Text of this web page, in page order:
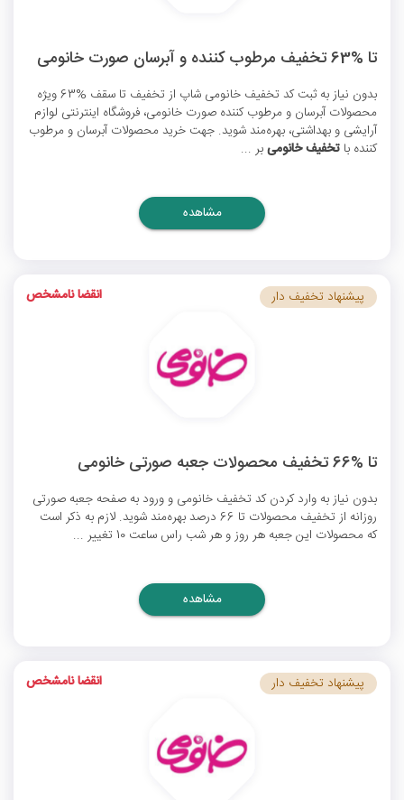
تا %63 تخفیف مرطوب‌ کننده و آبرسان صورت خانومی
بدون نیاز به ثبتکد تخفیف خانومی شاپ
از تخفیف تا سقف %63 ویژه
محصولات آبرسان و مرطوب کننده صورت خانومی، فروشگاه اینترنتی لوازم
آرایشی و بهداشتی، بهره‌مند شوید. جهت خرید محصولات آبرسان و مرطوب
کننده با تخفیف خانومیبر ...
مشاهده
تا %66 تخفیف محصولات جعبه صورتی خانومی
بدون نیاز به وارد کردنکد تخفیف خانومی و ورود به صفحه جعبه صورتی
روزانه از تخفیف محصولات تا 66 درصد بهره‌مند شوید. لازم به ذکر است
که محصولات این جعبه هر روز و هر شب راس ساعت 10 تغییر ...
پیشنهاد تخفیف دار انقضا نامشخص
مشاهده
پیشنهاد تخفیف دار انقضا نامشخص